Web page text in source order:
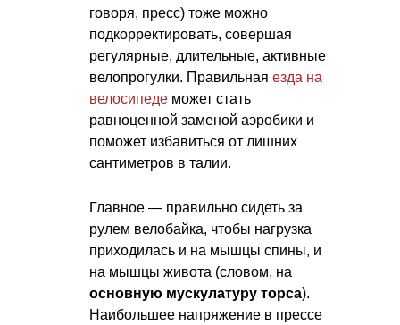
говоря, пресс) тоже можно
подкорректировать, совершая
регулярные, длительные, активные
велопрогулки. Правильная езда на
велосипеде может стать
равноценной заменой аэробики и
поможет избавиться от лишних
сантиметров в талии.
Главное — правильно сидеть за
рулем велобайка, чтобы нагрузка
приходилась и на мышцы спины, и
на мышцы живота (словом, на
основную мускулатуру торса).
Наибольшее напряжение в прессе